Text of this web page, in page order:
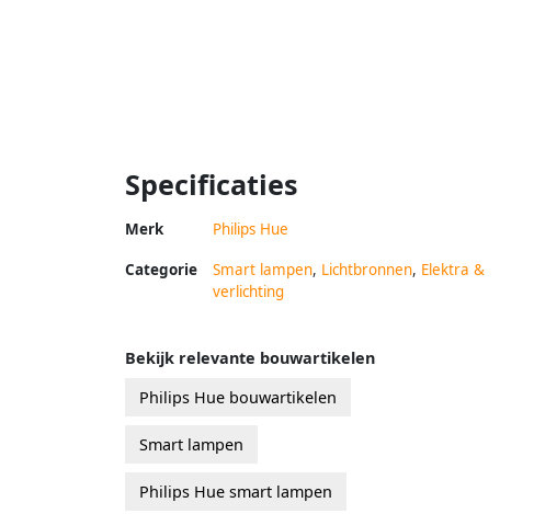
Specificaties
Merk Philips Hue
Categorie Smart lampen, Lichtbronnen, Elektra &
verlichting
Bekijk relevante bouwartikelen
Philips Hue bouwartikelen
Smart lampen
Philips Hue smart lampen